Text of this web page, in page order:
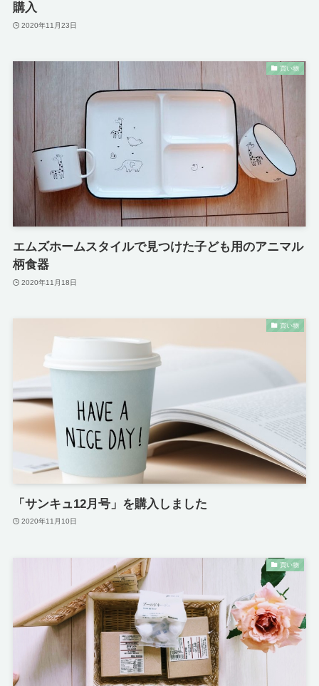
購入
2020年11月23日
買い物
エムズホームスタイルで見つけた子ども用のアニマル
柄食器
2020年11月18日
買い物
「サンキュ12月号」を購入しました
2020年11月10日
買い物